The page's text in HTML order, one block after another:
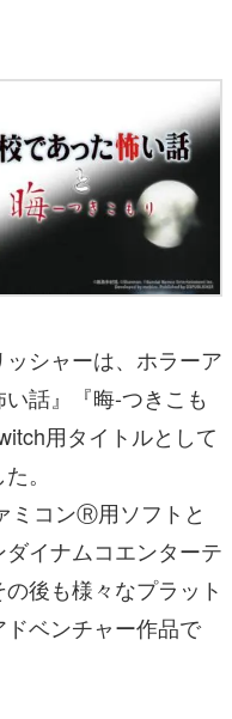
シャーは、ホラーア
話』『晦󠄀-つきこも
用タイトルとして
。
ミコンⓇ用ソフトと
イナムコエンターテ
後も様々なプラット
ベンチャー作品で